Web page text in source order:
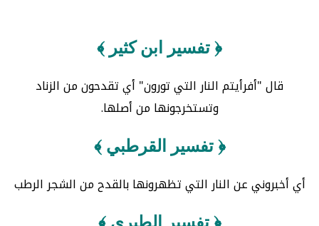
﴿ تفسير ابن كثير ﴾
قال "أفرأيتم النار التي تورون" أي تقدحون من الزناد
وتستخرجونها من أصلها.
﴿ تفسير القرطبي ﴾
أي أخبروني عن النار التي تظهرونها بالقدح من الشجر الرطب